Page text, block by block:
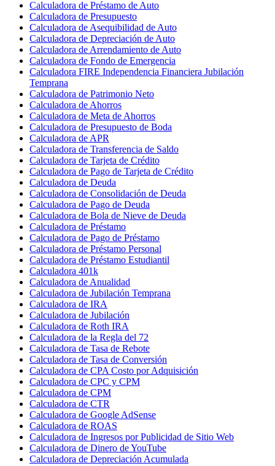
Calculadora de Préstamo de Auto
Calculadora de Presupuesto
Calculadora de Asequibilidad de Auto
Calculadora de Depreciación de Auto
Calculadora de Arrendamiento de Auto
Calculadora de Fondo de Emergencia
Calculadora FIRE Independencia Financiera Jubilación
Temprana
Calculadora de Patrimonio Neto
Calculadora de Ahorros
Calculadora de Meta de Ahorros
Calculadora de Presupuesto de Boda
Calculadora de APR
Calculadora de Transferencia de Saldo
Calculadora de Tarjeta de Crédito
Calculadora de Pago de Tarjeta de Crédito
Calculadora de Deuda
Calculadora de Consolidación de Deuda
Calculadora de Pago de Deuda
Calculadora de Bola de Nieve de Deuda
Calculadora de Préstamo
Calculadora de Pago de Préstamo
Calculadora de Préstamo Personal
Calculadora de Préstamo Estudiantil
Calculadora 401k
Calculadora de Anualidad
Calculadora de Jubilación Temprana
Calculadora de IRA
Calculadora de Jubilación
Calculadora de Roth IRA
Calculadora de la Regla del 72
Calculadora de Tasa de Rebote
Calculadora de Tasa de Conversión
Calculadora de CPA Costo por Adquisición
Calculadora de CPC y CPM
Calculadora de CPM
Calculadora de CTR
Calculadora de Google AdSense
Calculadora de ROAS
Calculadora de Ingresos por Publicidad de Sitio Web
Calculadora de Dinero de YouTube
Calculadora de Depreciación Acumulada